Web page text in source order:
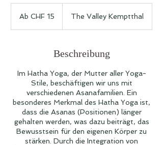
Schweizer
Ab CHF 15 The Valley Kemptthal
Beschreibung
Im Hatha Yoga, der Mutter aller Yoga-
Stile, beschäftigen wir uns mit
verschiedenen Asanafamilien. Ein
besonderes Merkmal des Hatha Yoga ist,
dass die Asanas (Positionen) länger
gehalten werden, was dazu beiträgt, das
Bewusstsein für den eigenen Körper zu
stärken. Durch die Integration von